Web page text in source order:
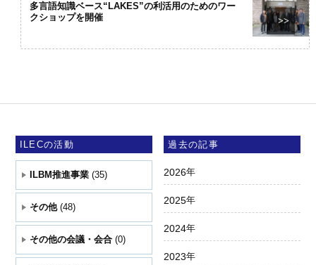
>>
多言語知識ベース“LAKES”の利活用のためのワー
クショップを開催
ILECの活動
ILBM推進事業(35)
その他(48)
その他の会議・会合(0)
過去の記事
2026年
2025年
2024年
2023年